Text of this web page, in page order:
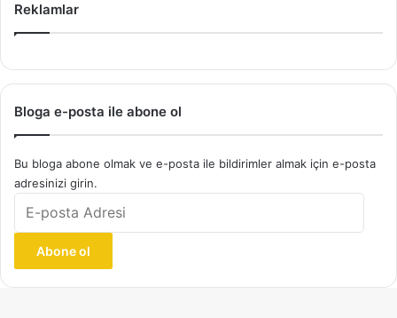
Reklamlar
Bloga e-posta ile abone ol
Bu bloga abone olmak ve e-posta ile bildirimler almak için e-posta
adresinizi girin.
posta
Abone ol